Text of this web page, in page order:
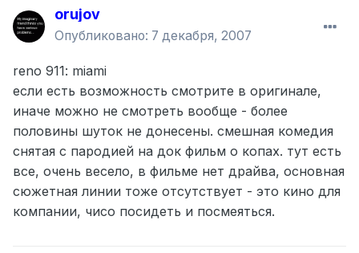
orujov
Опубликовано: 7 декабря, 2007
reno 911: miami
если есть возможность смотрите в оригинале,
иначе можно не смотреть вообще - более
половины шуток не донесены. смешная комедия
снятая с пародией на док фильм о копах. тут есть
все, очень весело, в фильме нет драйва, основная
сюжетная линии тоже отсутствует - это кино для
компании, чисо посидеть и посмеяться.